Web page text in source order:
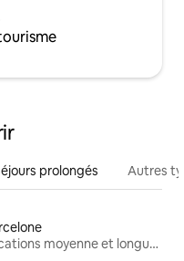
prolongés Autres
Locations moyenne et longue durée